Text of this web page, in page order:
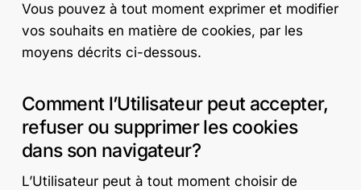
Vous pouvez à tout moment exprimer et modifier
vos souhaits en matière de cookies, par les
moyens décrits ci-dessous.
Comment l’Utilisateur peut accepter,
refuser ou supprimer les cookies
dans son navigateur?
L’Utilisateur peut à tout moment choisir de